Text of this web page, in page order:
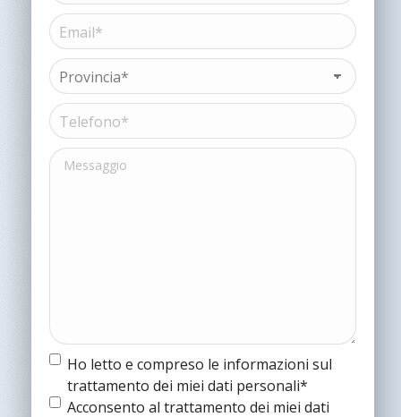
Cognome
o
Ragione
sociale*
(Obbligatorio)
Nome
Email*
(Obbligatorio)
Provincia*
(Obbligatorio)
Telefono*
(Obbligatorio)
Messaggio
Termine
condizioni
Ho letto e compreso le informazioni sul
trattamento dei miei dati personali*
Termine
Acconsento al trattamento dei miei dati